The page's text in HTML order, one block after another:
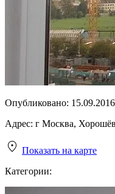
Опубликовано: 15.09.2016
Адрес: г Москва,
Показать на карте
Категории: